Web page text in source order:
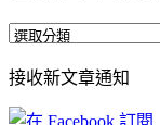
全
文
章
接收新文章通知